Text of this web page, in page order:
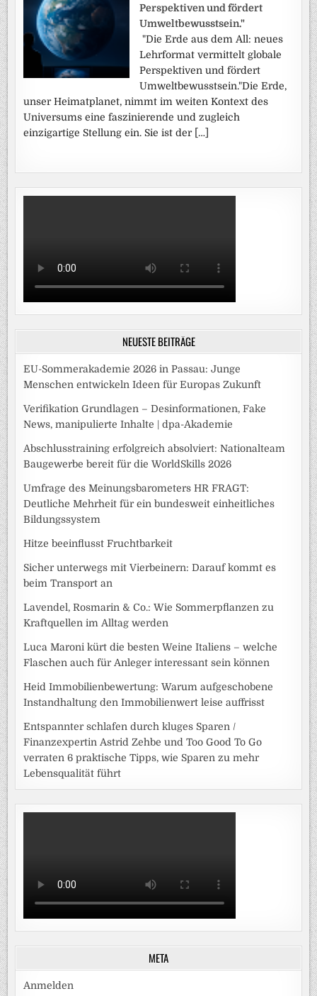
Perspektiven und fördert
Umweltbewusstsein."
"Die Erde aus dem All: neues
Lehrformat vermittelt globale
Perspektiven und fördert
Umweltbewusstsein."Die Erde,
unser Heimatplanet, nimmt im weiten Kontext des
Universums eine faszinierende und zugleich
einzigartige Stellung ein. Sie ist der […]
NEUESTE BEITRÄGE
EU-Sommerakademie 2026 in Passau: Junge
Menschen entwickeln Ideen für Europas Zukunft
Verifikation Grundlagen – Desinformationen, Fake
News, manipulierte Inhalte | dpa-Akademie
Abschlusstraining erfolgreich absolviert: Nationalteam
Baugewerbe bereit für die WorldSkills 2026
Umfrage des Meinungsbarometers HR FRAGT:
Deutliche Mehrheit für ein bundesweit einheitliches
Bildungssystem
Hitze beeinflusst Fruchtbarkeit
Sicher unterwegs mit Vierbeinern: Darauf kommt es
beim Transport an
Lavendel, Rosmarin & Co.: Wie Sommerpflanzen zu
Kraftquellen im Alltag werden
Luca Maroni kürt die besten Weine Italiens – welche
Flaschen auch für Anleger interessant sein können
Heid Immobilienbewertung: Warum aufgeschobene
Instandhaltung den Immobilienwert leise auffrisst
Entspannter schlafen durch kluges Sparen /
Finanzexpertin Astrid Zehbe und Too Good To Go
verraten 6 praktische Tipps, wie Sparen zu mehr
Lebensqualität führt
META
Anmelden